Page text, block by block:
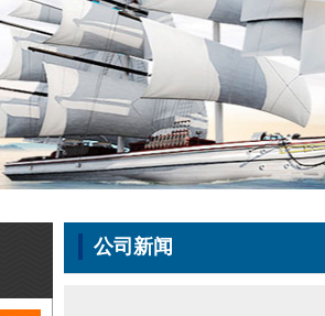
公司新闻